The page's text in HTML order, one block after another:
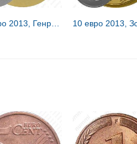
50 евро 2013, Генрих IV [Франция] Proof